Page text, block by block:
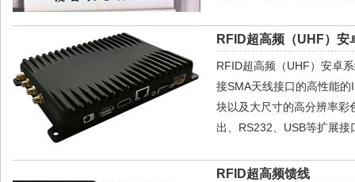
RFID超高频（UHF）
RFID超高频（UHF）安卓
接SMA天线接口的高性能
块以及大尺寸的高分辨率彩
出、RS232、USB等扩展
RFID超高频馈线